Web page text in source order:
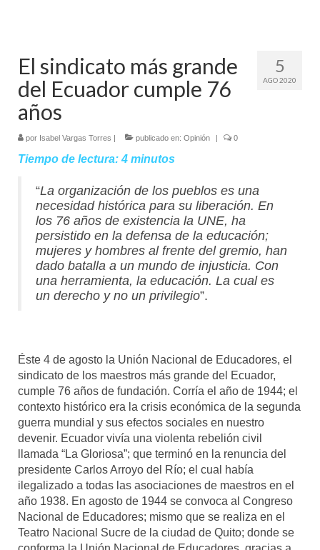
5
AGO 2020
El sindicato más grande
del Ecuador cumple 76
años
por Isabel Vargas Torres | publicado en: Opinión | 0
Tiempo de lectura: 4 minutos
“La organización de los pueblos es una
necesidad histórica para su liberación. En
los 76 años de existencia la UNE, ha
persistido en la defensa de la educación;
mujeres y hombres al frente del gremio, han
dado batalla a un mundo de injusticia. Con
una herramienta, la educación. La cual es
un derecho y no un privilegio”.
Éste 4 de agosto la Unión Nacional de Educadores, el
sindicato de los maestros más grande del Ecuador,
cumple 76 años de fundación. Corría el año de 1944; el
contexto histórico era la crisis económica de la segunda
guerra mundial y sus efectos sociales en nuestro
devenir. Ecuador vivía una violenta rebelión civil
llamada “La Gloriosa”; que terminó en la renuncia del
presidente Carlos Arroyo del Río; el cual había
ilegalizado a todas las asociaciones de maestros en el
año 1938. En agosto de 1944 se convoca al Congreso
Nacional de Educadores; mismo que se realiza en el
Teatro Nacional Sucre de la ciudad de Quito; donde se